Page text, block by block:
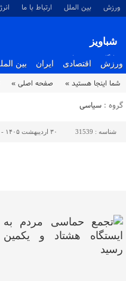
ورزش بین الملل ارتباط با ما
شباویز
پایگاه خبری شباویز
ورزش اقتصادی ایران بین
شما اینجا هستید » صفحه اصلی »
گروه : سیاسی
شناسه : 31539 ۳۰ اردیبهشت ۱۴۰۵ - ۲۰:۵۸